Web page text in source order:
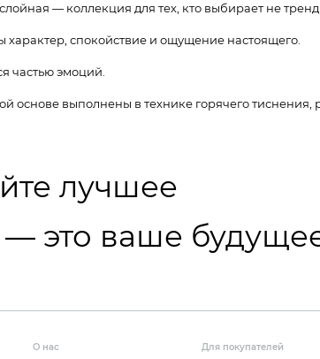
— коллекция для тех, кто выбирает не
характер, спокойствие и ощущение настоящего.
частью эмоций.
выполнены в технике горячего тиснения,
лучшее
— это ваше
О нас Для покупателей